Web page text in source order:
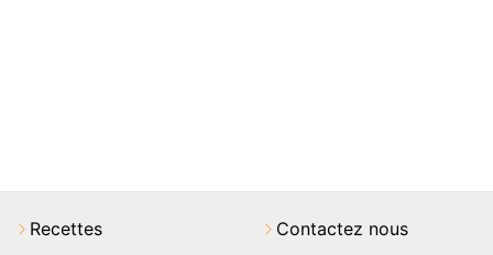
Recettes
Contactez nous